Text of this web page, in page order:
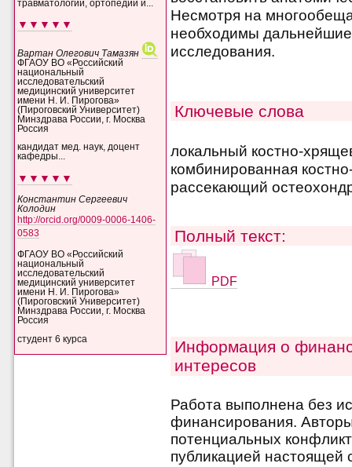
травматологии, ортопедии и...
▼▼▼▼▼
Вартан Олегович Тамазян
ФГАОУ ВО «Российский
национальный
исследовательский
медицинский университет
имени Н. И. Пирогова»
(Пироговский Университет)
Минздрава России, г. Москва
Россия
кандидат мед. наук, доцент
кафедры...
▼▼▼▼▼
Константин Сергеевич
Колодин
http://orcid.org/0009-0006-1406-
0583
ФГАОУ ВО «Российский
национальный
исследовательский
медицинский университет
имени Н. И. Пирогова»
(Пироговский Университет)
Минздрава России, г. Москва
Россия
студент 6 курса
Несмотря на
необходимы
исследования.
Ключевые слова
локальный костно-
комбинированная
рассекающий
Полный текст:
PDF
Информация о
интересов
Работа выполнена без
финансирования.
потенциальных
публикацией настоящей